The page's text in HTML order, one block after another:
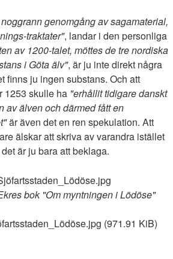
genomgång av sagamaterial,
traktater", landar i den personliga
av 1200-talet, möttes de tre nordiska
i Göta älv", är ju inte direkt några
finns ju ingen substans. Och att
1253 skulle ha "erhållit tidigare danskt
av älven och därmed fått en
är även det en ren spekulation. Att
älskar att skriva av varandra istället
är ju bara att beklaga.
bok "Om myntningen i Lödöse"
(971.91 KiB)